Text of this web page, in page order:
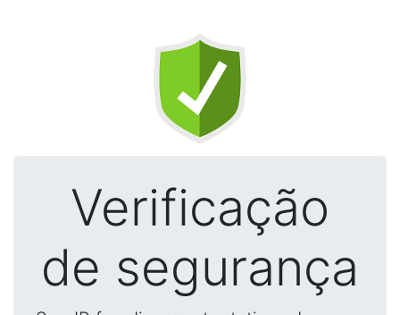
Verificação
de segurança